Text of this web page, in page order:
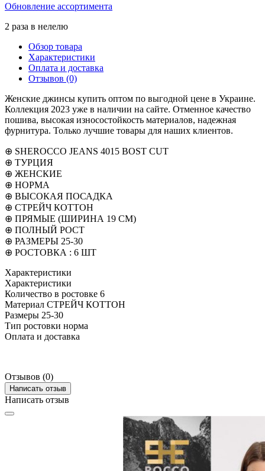
Обновление ассортимента
2 раза в нелелю
Обзор товара
Характеристики
Оплата и доставка
Отзывов (0)
Женские джинсы купить оптом по выгодной цене в Украине.
Коллекция 2023 уже в наличии на сайте. Отменное качество
пошива, высокая износостойкость материалов, надежная
фурнитура. Только лучшие товары для наших клиентов.
⊕ SHEROCCO JEANS 4015 BOST CUT
⊕ ТУРЦИЯ
⊕ ЖЕНСКИЕ
⊕ НОРМА
⊕ ВЫСОКАЯ ПОСАДКА
⊕ СТРЕЙЧ КОТТОН
⊕ ПРЯМЫЕ (ШИРИНА 19 СМ)
⊕ ПОЛНЫЙ РОСТ
⊕ РАЗМЕРЫ 25-30
⊕ РОСТОВКА : 6 ШТ
Характеристики
Характеристики
Количество в ростовке 6
Материал СТРЕЙЧ КОТТОН
Размеры 25-30
Тип ростовки норма
Оплата и доставка
Отзывов (0)
Написать отзыв
Написать отзыв